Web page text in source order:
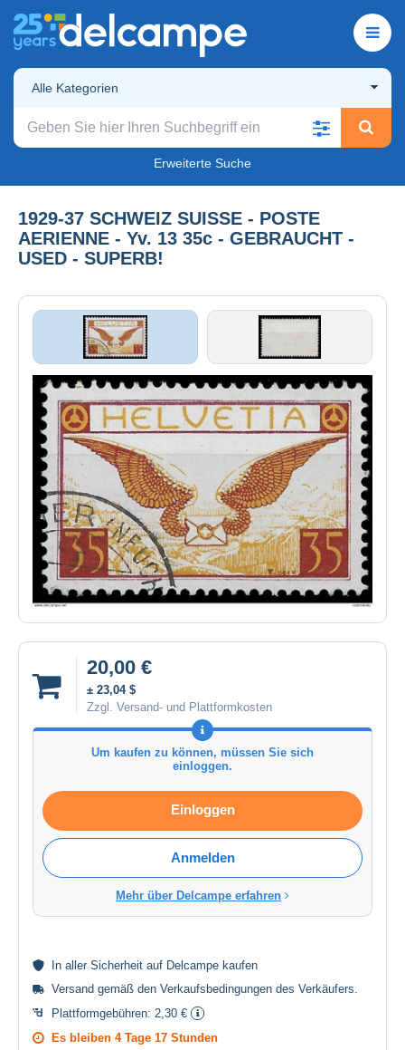
Alle Kategorien
Erweiterte Suche
1929-37 SCHWEIZ SUISSE - POSTE
AERIENNE - Yv. 13 35c - GEBRAUCHT -
USED - SUPERB!
20,00 €
± 23,04 $
Zzgl. Versand- und Plattformkosten
Um kaufen zu können, müssen Sie sich
einloggen.
Einloggen
Anmelden
Mehr über Delcampe erfahren
In aller Sicherheit auf Delcampe kaufen
Versand gemäß den Verkaufsbedingungen des Verkäufers.
Plattformgebühren: 2,30 €
Es bleiben 4 Tage 17 Stunden